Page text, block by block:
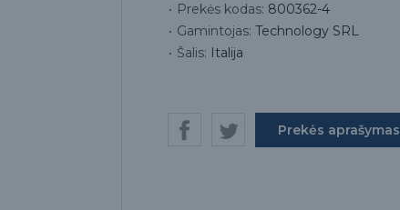
Prekės kodas: 800362-4
Gamintojas: Technology SRL
Šalis: Italija
Prekės aprašymas